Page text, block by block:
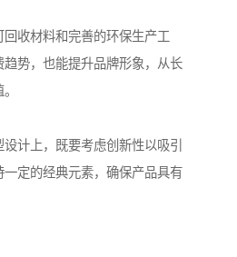
收材料和完善的环保生产工
势，也能提升品牌形象，从长
计上，既要考虑创新性以吸引
定的经典元素，确保产品具有